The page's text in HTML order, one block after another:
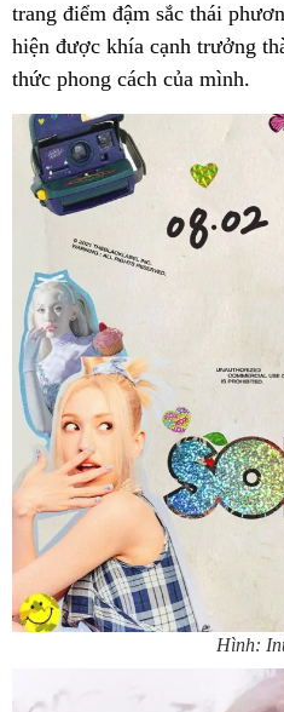
trang điểm đậm sắc thái
hiện được khía cạnh trưởng
thức phong cách của mình.
Hình: